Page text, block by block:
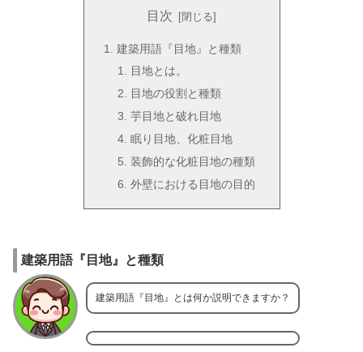
目次
建築用語『目地』と種類
目地とは。
目地の役割と種類
芋目地と破れ目地
眠り目地、化粧目地
装飾的な化粧目地の種類
外壁における目地の目的
建築用語『目地』と種類
建築用語『目地』とは何か説明できますか？